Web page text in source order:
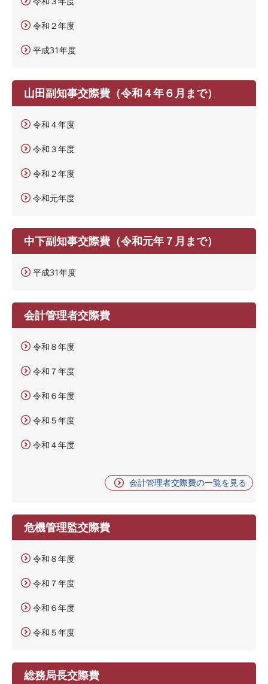
令和２年度
平成31年度
山田副知事交際費（令和４年６月まで）
令和４年度
令和３年度
令和２年度
令和元年度
中下副知事交際費（令和元年７月まで）
平成31年度
会計管理者交際費
令和８年度
令和７年度
令和６年度
令和５年度
令和４年度
会計管理者交際費の一覧を見る
危機管理監交際費
令和８年度
令和７年度
令和６年度
令和５年度
総務局長交際費